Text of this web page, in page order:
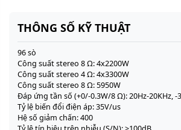
THÔNG SỐ KỸ THUẬT
96 sò
Công suất stereo 8 Ω: 4x2200W
Công suất stereo 4 Ω: 4x3300W
Công suất stereo 8 Ω: 5950W
Đáp ứng tần số (+0/-0.3W/8 Ω): 20Hz-20KHz, -
Tỷ lệ biến đổi điện áp: 35V/us
Hệ số giảm chấn: 400